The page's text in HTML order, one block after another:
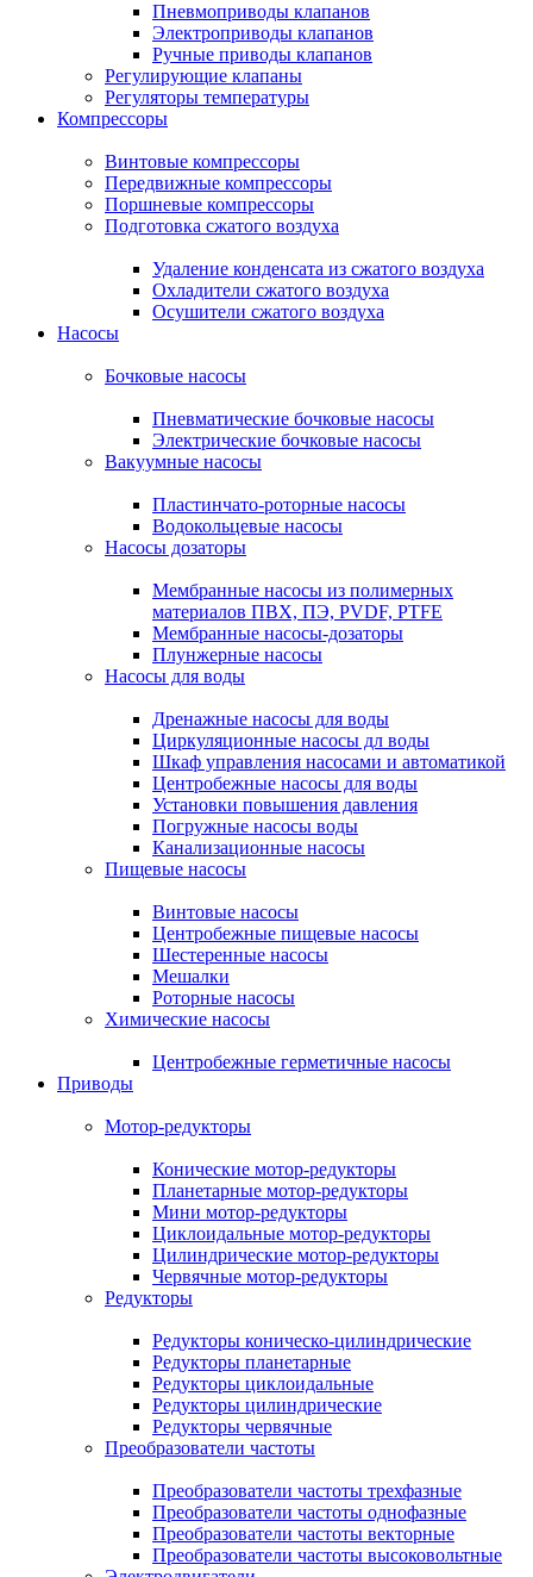
Пневмоприводы клапанов
Электроприводы клапанов
Ручные приводы клапанов
Регулирующие клапаны
Регуляторы температуры
Компрессоры
Винтовые компрессоры
Передвижные компрессоры
Поршневые компрессоры
Подготовка сжатого воздуха
Удаление конденсата из сжатого воздуха
Охладители сжатого воздуха
Осушители сжатого воздуха
Насосы
Бочковые насосы
Пневматические бочковые насосы
Электрические бочковые насосы
Вакуумные насосы
Пластинчато-роторные насосы
Водокольцевые насосы
Насосы дозаторы
Мембранные насосы из полимерных
материалов ПВХ, ПЭ, PVDF, PTFE
Мембранные насосы-дозаторы
Плунжерные насосы
Насосы для воды
Дренажные насосы для воды
Циркуляционные насосы дл воды
Шкаф управления насосами и автоматикой
Центробежные насосы для воды
Установки повышения давления
Погружные насосы воды
Канализационные насосы
Пищевые насосы
Винтовые насосы
Центробежные пищевые насосы
Шестеренные насосы
Мешалки
Роторные насосы
Химические насосы
Центробежные герметичные насосы
Приводы
Мотор-редукторы
Конические мотор-редукторы
Планетарные мотор-редукторы
Мини мотор-редукторы
Циклоидальные мотор-редукторы
Цилиндрические мотор-редукторы
Червячные мотор-редукторы
Редукторы
Редукторы коническо-цилиндрические
Редукторы планетарные
Редукторы циклоидальные
Редукторы цилиндрические
Редукторы червячные
Преобразователи частоты
Преобразователи частоты трехфазные
Преобразователи частоты однофазные
Преобразователи частоты векторные
Преобразователи частоты высоковольтные